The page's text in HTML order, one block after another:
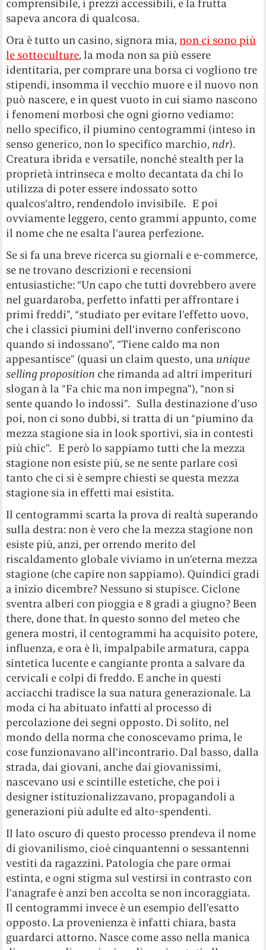
comprensibile, i prezzi accessibili, e la frutta
sapeva ancora di qualcosa.
Ora è tutto un casino, signora mia, non ci sono più
le sottoculture, la moda non sa più essere
identitaria, per comprare una borsa ci vogliono tre
stipendi, insomma il vecchio muore e il nuovo non
può nascere, e in quest vuoto in cui siamo nascono
i fenomeni morbosi che ogni giorno vediamo:
nello specifico, il piumino centogrammi (inteso in
senso generico, non lo specifico marchio, ndr).
Creatura ibrida e versatile, nonché stealth per la
proprietà intrinseca e molto decantata da chi lo
utilizza di poter essere indossato sotto
qualcos’altro, rendendolo invisibile. E poi
ovviamente leggero, cento grammi appunto, come
il nome che ne esalta l’aurea perfezione.
Se si fa una breve ricerca su giornali e e-commerce,
se ne trovano descrizioni e recensioni
entusiastiche: “Un capo che tutti dovrebbero avere
nel guardaroba, perfetto infatti per affrontare i
primi freddi”, “studiato per evitare l’effetto uovo,
che i classici piumini dell’inverno conferiscono
quando si indossano”, “Tiene caldo ma non
appesantisce” (quasi un claim questo, una unique
selling proposition che rimanda ad altri imperituri
slogan à la “Fa chic ma non impegna”), “non si
sente quando lo indossi”. Sulla destinazione d’uso
poi, non ci sono dubbi, si tratta di un “piumino da
mezza stagione sia in look sportivi, sia in contesti
più chic”. E però lo sappiamo tutti che la mezza
stagione non esiste più, se ne sente parlare così
tanto che ci si è sempre chiesti se questa mezza
stagione sia in effetti mai esistita.
Il centogrammi scarta la prova di realtà superando
sulla destra: non è vero che la mezza stagione non
esiste più, anzi, per orrendo merito del
riscaldamento globale viviamo in un’eterna mezza
stagione (che capire non sappiamo). Quindici gradi
a inizio dicembre? Nessuno si stupisce. Ciclone
sventra alberi con pioggia e 8 gradi a giugno? Been
there, done that. In questo sonno del meteo che
genera mostri, il centogrammi ha acquisito potere,
influenza, e ora è lì, impalpabile armatura, cappa
sintetica lucente e cangiante pronta a salvare da
cervicali e colpi di freddo. E anche in questi
acciacchi tradisce la sua natura generazionale. La
moda ci ha abituato infatti al processo di
percolazione dei segni opposto. Di solito, nel
mondo della norma che conoscevamo prima, le
cose funzionavano all’incontrario. Dal basso, dalla
strada, dai giovani, anche dai giovanissimi,
nascevano usi e scintille estetiche, che poi i
designer istituzionalizzavano, propagandoli a
generazioni più adulte ed alto-spendenti.
Il lato oscuro di questo processo prendeva il nome
di giovanilismo, cioè cinquantenni o sessantenni
vestiti da ragazzini. Patologia che pare ormai
estinta, e ogni stigma sul vestirsi in contrasto con
l’anagrafe è anzi ben accolta se non incoraggiata.
Il centogrammi invece è un esempio dell’esatto
opposto. La provenienza è infatti chiara, basta
guardarci attorno. Nasce come asso nella manica